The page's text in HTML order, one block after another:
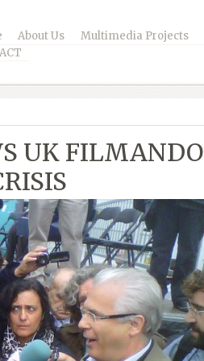
About Us Multimedia Projects
UK FILMANDO